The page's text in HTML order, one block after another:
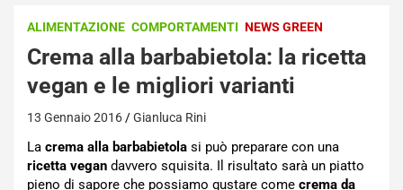
ALIMENTAZIONE COMPORTAMENTI NEWS GREEN
Crema alla barbabietola: la ricetta
vegan e le migliori varianti
13 Gennaio 2016 Gianluca Rini
La crema alla barbabietola si può preparare con una
ricetta vegan davvero squisita. Il risultato sarà un piatto
pieno di sapore che possiamo gustare come crema da